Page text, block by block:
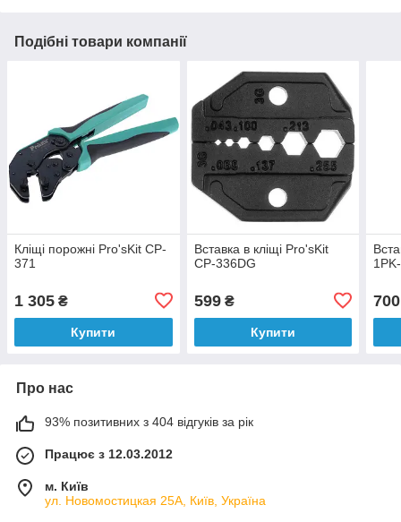
Подібні товари компанії
Кліщі порожні Pro'sKit CP-
371
1 305 ₴
Купити
Вставка в кліщі Pro'sKit
CP-336DG
599₴
Купити
700
Про нас
93% позитивних з 404 відгуків за рік
Працює з 12.03.2012
м. Київ
ул. Новомостицкая 25А, Київ, Україна